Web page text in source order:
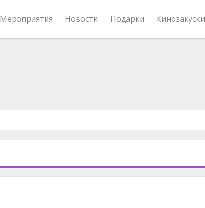
Мероприятия Новости Подарки Кинозакуски